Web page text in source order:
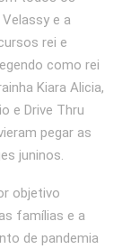
e a
rei e
como rei
Kiara Alicia,
e Drive Thru
pegar as
juninos.
objetivo
famílias e a
de pandemia